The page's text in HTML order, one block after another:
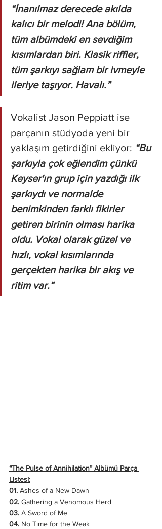
“İnanılmaz derecede akılda
kalıcı bir melodi! Ana bölüm,
tüm albümdeki en sevdiğim
kısımlardan biri. Klasik riffler,
tüm şarkıyı sağlam bir ivmeyle
ileriye taşıyor. Havalı.”
Vokalist Jason Peppiatt ise
parçanın stüdyoda yeni bir
yaklaşım getirdiğini ekliyor: “Bu
şarkıyla çok eğlendim çünkü
Keyser'ın grup için yazdığı ilk
şarkıydı ve normalde
benimkinden farklı fikirler
getiren birinin olması harika
oldu. Vokal olarak güzel ve
hızlı, vokal kısımlarında
gerçekten harika bir akış ve
ritim var.”
“The Pulse of Annihilation” Albümü Parça
Listesi:
01. Ashes of a New Dawn
02. Gathering a Venomous Herd
03. A Sword of Me
04. No Time for the Weak